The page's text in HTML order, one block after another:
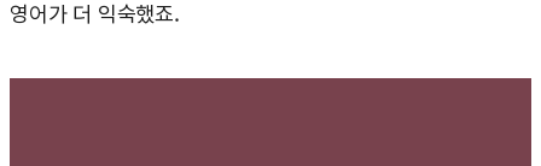
영어가 더 익숙했죠.